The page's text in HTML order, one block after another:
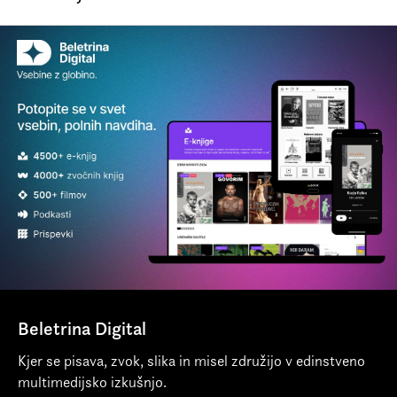
und zu reisen.
številnih evropskih mestih, pa se je z družino ustalil v
Kamniku.Morda bo zvenelo nenavadno, toda
zame je Slovenija dežela priložnosti.
Rad si zamišljam, da sem srednje velika
riba v zelo majhni luži.
Noah Charney v intervjuju za Delo
Ena od reči, ki sem se jih moral naučiti
, je, da je približno zadnja reč, o kateri
si želijo Slovenci pogovarjati zvečer ob
pivu, njihovo delo. V mojih prejšnjih
so se hoteli pogovarjati samo o tem, ker
Beletrina Digital
Kjer se pisava, zvok, slika in misel združijo v edinstveno
multimedijsko izkušnjo.